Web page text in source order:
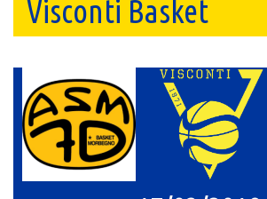
Visconti Basket